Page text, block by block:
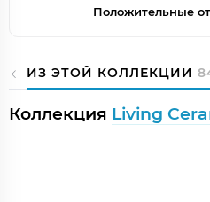
Положительные
ИЗ ЭТОЙ КОЛЛЕКЦИИ
Коллекция Living